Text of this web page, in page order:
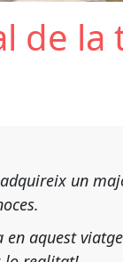
de la
un
aquest